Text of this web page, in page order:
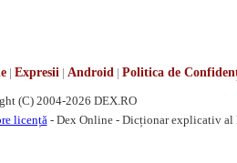
| Expresii | Android | Politica de
(C) 2004-2026 DEX.RO
licență - Dex Online - Dicționar explicativ al